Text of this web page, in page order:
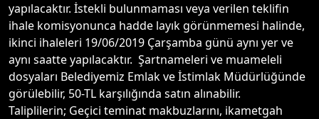
yapılacaktır. İstekli bulunmaması veya verilen teklifin
ihale komisyonunca hadde layık görünmemesi halinde,
ikinci ihaleleri 19/06/2019 Çarşamba günü aynı yer ve
aynı saatte yapılacaktır. Şartnameleri ve muameleli
dosyaları Belediyemiz Emlak ve İstimlak Müdürlüğünde
görülebilir, 50-TL karşılığında satın alınabilir.
Taliplilerin; Geçici teminat makbuzlarını, ikametgah